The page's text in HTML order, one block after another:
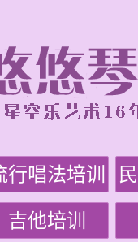
行唱法培训
吉他培训